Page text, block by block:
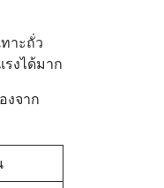
าะถั่ว
งได้มาก
งจาก